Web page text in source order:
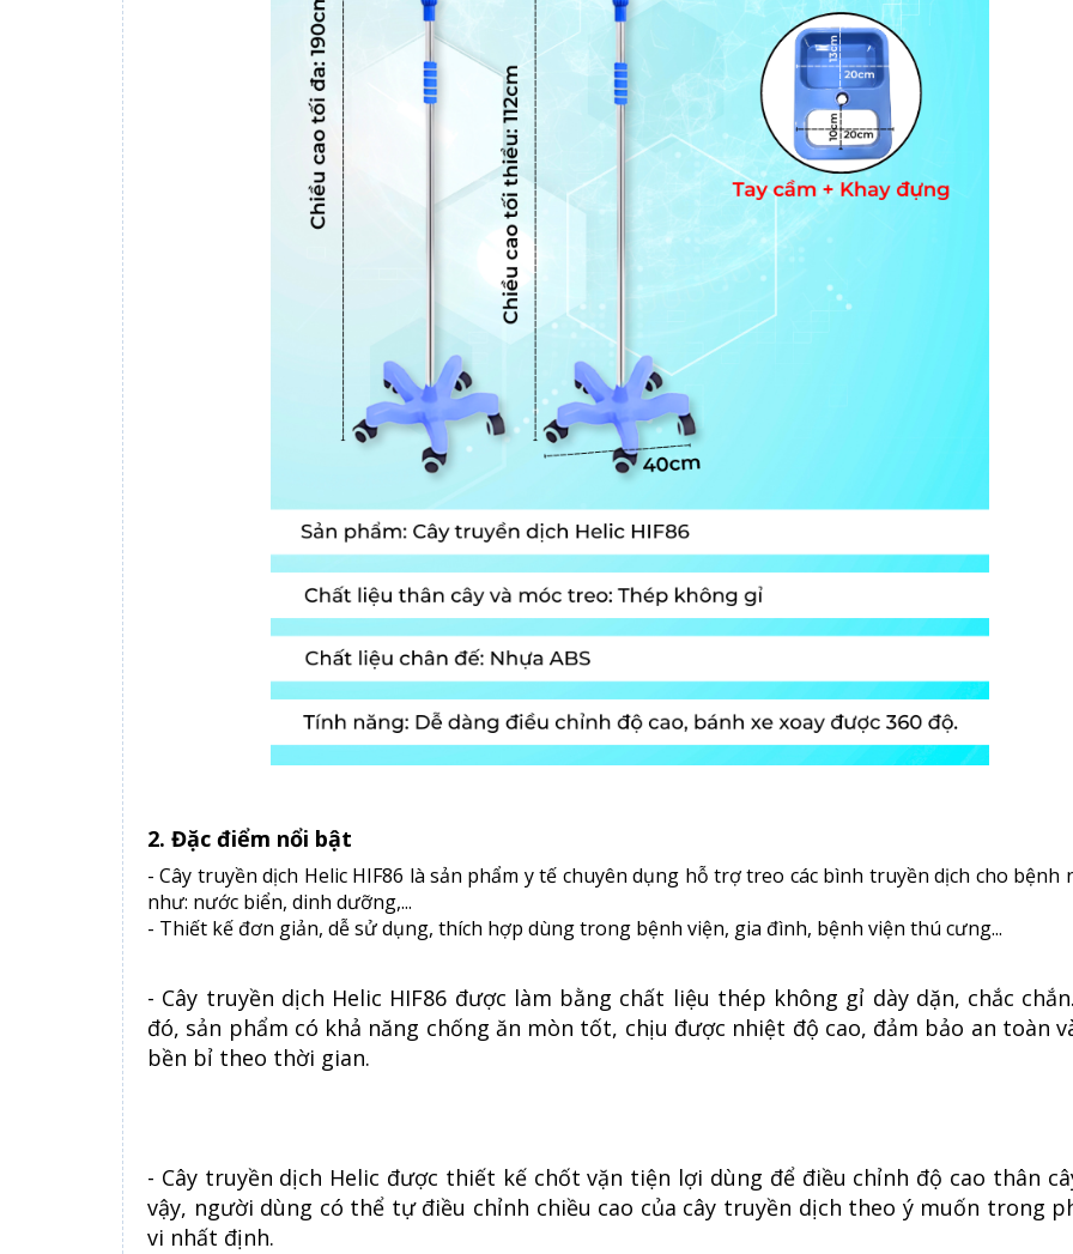
2. Đặc điểm nổi bật
- Cây truyền dịch Helic HIF86 là sản phẩm y tế chuyên dụng hỗ trợ treo các bình truyền dịch cho bệnh
như: nước biển, dinh dưỡng,...
- Thiết kế đơn giản, dễ sử dụng, thích hợp dùng trong bệnh viện, gia đình, bệnh viện thú cưng...
- Cây truyền dịch Helic HIF86 được làm bằng chất liệu thép không gỉ dày dặn, chắc
đó, sản phẩm có khả năng chống ăn mòn tốt, chịu được nhiệt độ cao, đảm bảo an toàn
bền bỉ theo thời gian.
- Cây truyền dịch Helic được thiết kế chốt vặn tiện lợi dùng để điều chỉnh độ cao thân
vậy, người dùng có thể tự điều chỉnh chiều cao của cây truyền dịch theo ý muốn trong
vi nhất định.